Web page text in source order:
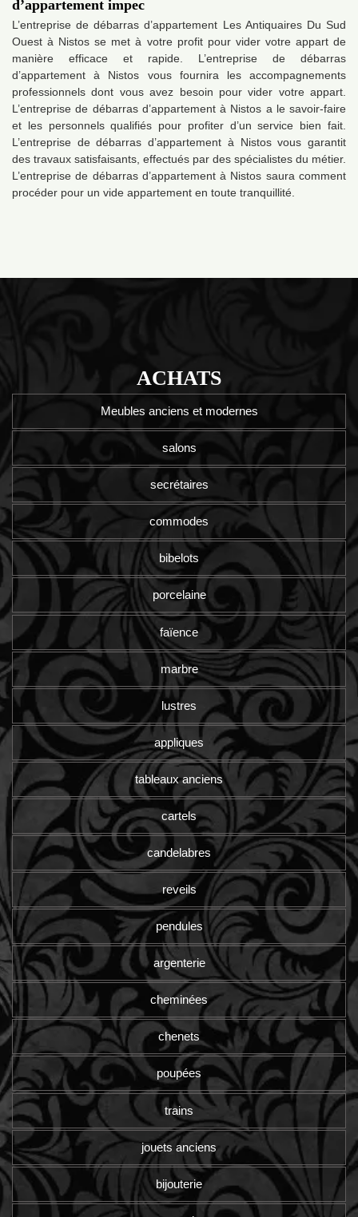
d’appartement impec
L’entreprise de débarras d’appartement Les Antiquaires Du Sud
Ouest à Nistos se met à votre profit pour vider votre appart de
manière efficace et rapide. L’entreprise de débarras
d’appartement à Nistos vous fournira les accompagnements
professionnels dont vous avez besoin pour vider votre appart.
L’entreprise de débarras d’appartement à Nistos a le savoir-faire
et les personnels qualifiés pour profiter d’un service bien fait.
L’entreprise de débarras d’appartement à Nistos vous garantit
des travaux satisfaisants, effectués par des spécialistes du métier.
L’entreprise de débarras d’appartement à Nistos saura comment
procéder pour un vide appartement en toute tranquillité.
ACHATS
Meubles anciens et modernes
salons
secrétaires
commodes
bibelots
porcelaine
faïence
marbre
lustres
appliques
tableaux anciens
cartels
candelabres
reveils
pendules
argenterie
cheminées
chenets
poupées
trains
jouets anciens
bijouterie